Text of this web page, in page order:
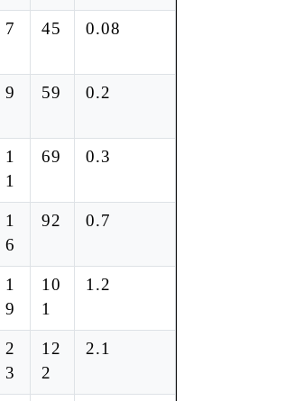
7 45 0.08
9 59 0.2
1
1
69 0.3
1
6
92 0.7
1
9
10
1
1.2
2
3
12
2
2.1